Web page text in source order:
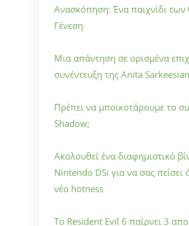
Ανασκόπηση: Ένα παιχνίδι
Γένεση
Μια απάντηση σε ορισμένα
συνέντευξη της Anita Sarkeesian
Πρέπει να μποϊκοτάρουμε το
Shadow;
Ακολουθεί ένα διαφημιστικό
Nintendo DSi για να σας πείσει
νέο hotness
Το Resident Evil 6 παίρνει 3